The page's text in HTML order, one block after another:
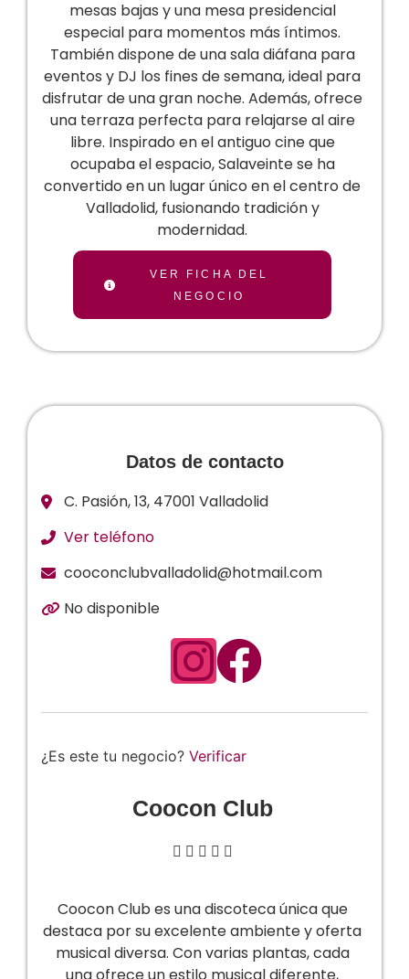
mesas bajas y una mesa presidencial
especial para momentos más íntimos.
También dispone de una sala diáfana para
eventos y DJ los fines de semana, ideal para
disfrutar de una gran noche. Además, ofrece
una terraza perfecta para relajarse al aire
libre. Inspirado en el antiguo cine que
ocupaba el espacio, Salaveinte se ha
convertido en un lugar único en el centro de
Valladolid, fusionando tradición y
modernidad.
VER FICHA DEL
NEGOCIO
Datos de contacto
C. Pasión, 13, 47001 Valladolid
Ver teléfono
cooconclubvalladolid@hotmail.com
No disponible
¿Es este tu negocio? Verificar
Coocon Club
    
Coocon Club es una discoteca única que
destaca por su excelente ambiente y oferta
musical diversa. Con varias plantas, cada
una ofrece un estilo musical diferente,